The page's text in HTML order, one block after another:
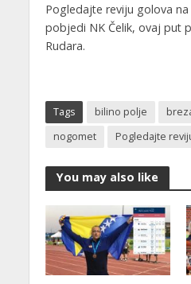
Pogledajte reviju golova
pobjedi NK Čelik, ovaj put
Rudara.
Tags bilino polje
nogomet
Pogledajte
You may also like